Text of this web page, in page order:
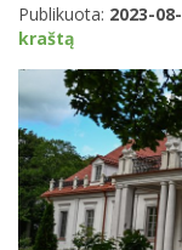
Publikuota: 2023-
kraštą